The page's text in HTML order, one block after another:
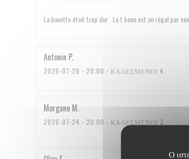
Ο
La bavette était trop dur . Le t bone est un régal par
Antonin P
2026-07-28 - 20:00 - ΚΑΛΕΣΜΈΝΟΙ 4
Morgane M
2026-07-24 - 20:00 - ΚΑΛΕΣΜΈΝΟΙ 3